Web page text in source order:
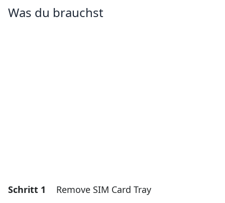
Was du brauchst
Schritt 1 Remove SIM Card Tray